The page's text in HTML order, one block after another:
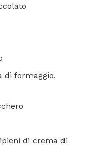
di formaggio,
di crema di